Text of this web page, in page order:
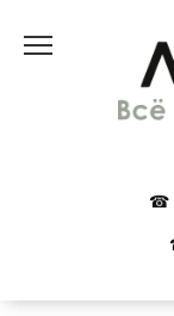
content